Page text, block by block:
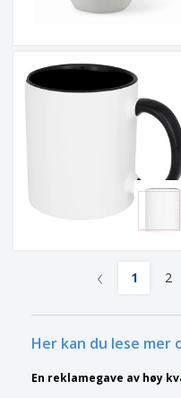
‹ 1 2
Her kan du lese mer
En reklamegave av høy